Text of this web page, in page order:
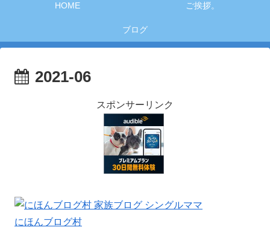
HOME ご挨拶。
ブログ
2021-06
スポンサーリンク
にほんブログ村